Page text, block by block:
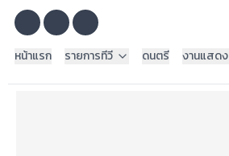
หน้าแรก
รายการทีวี ดนตรี งานแสดง